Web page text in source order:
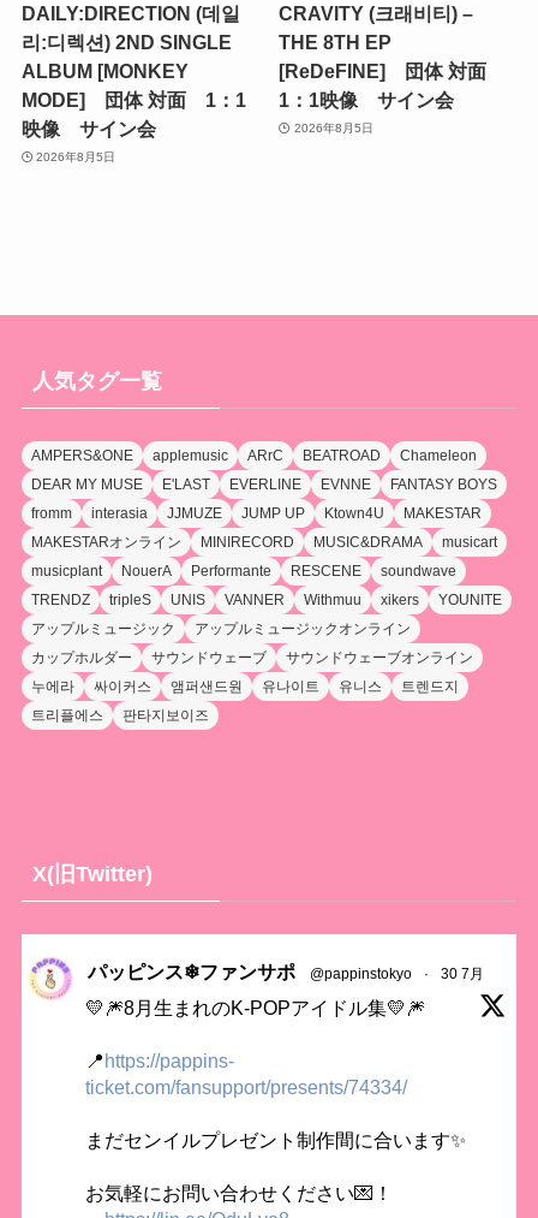
DAILY:DIRECTION (데일
리:디렉션) 2ND SINGLE
ALBUM [MONKEY
MODE] 団体 対面 1：1
映像 サイン会
2026年8月5日
CRAVITY (크래비티) –
THE 8TH EP
[ReDeFINE] 団体 対面
1：1映像 サイン会
2026年8月5日
人気タグ一覧
AMPERS&ONE applemusic ARrC BEATROAD
Chameleon
DEAR MY MUSE
E'LAST EVERLINE EVNNE
FANTASY BOYS
fromm
interasia JJMUZE JUMP UP Ktown4U
MAKESTAR
MAKESTARオンライン
MINIRECORD MUSIC&DRAMA
musicart
musicplant
NouerA Performante RESCENE
soundwave
TRENDZ
tripleS UNIS VANNER Withmuu xikers
YOUNITE
アップルミュージック
アップルミュージックオンライン
カップホルダー
サウンドウェーブ
サウンドウェーブオンライン
누에라
싸이커스 앰퍼샌드원 유나이트 유니스
트렌드지
트리플에스
판타지보이즈
X(旧Twitter)
パッピンス❄ファンサポ @pappinstokyo · 30 7月
💛🎆8月生まれのK-POPアイドル集💛🎆
📍https://pappins-
ticket.com/fansupport/presents/74334/
まだセンイルプレゼント制作間に合います✨
お気軽にお問い合わせください💌！